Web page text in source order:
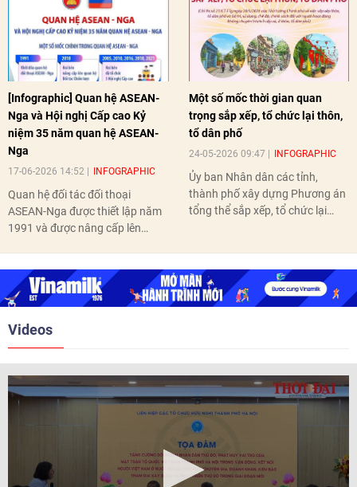
[Infographic] Quan hệ ASEAN-
Nga và Hội nghị Cấp cao Kỷ
niệm 35 năm quan hệ ASEAN-
Nga
17-06-2026 14:52 INFOGRAPHIC
Quan hệ đối tác đối thoại
ASEAN-Nga được thiết lập năm
1991 và được nâng cấp lên
nghị Cấp cao vào các năm 2005,
2010, 2016, 2018, 2021.
Một số mốc thời gian quan
trọng sắp xếp, tổ chức lại thôn,
tổ dân phố
24-05-2026 09:47 INFOGRAPHIC
Ủy ban Nhân dân các tỉnh,
thành phố xây dựng Phương án
tổng thể sắp xếp, tổ chức lại
Videos